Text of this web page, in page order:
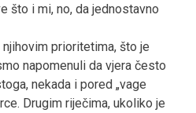
što i mi, no, da jednostavno
prioritetima, što je
napomenuli da vjera često
nekada i pored „vage
Drugim riječima, ukoliko je